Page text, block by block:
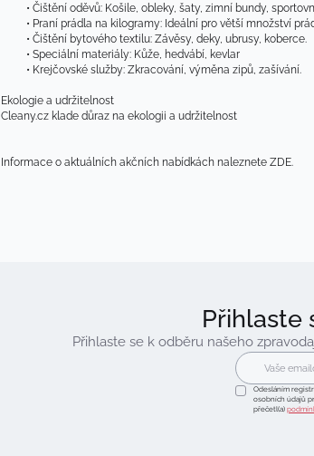
Čištění oděvů: Košile, obleky, šaty, zimní bundy,
Praní prádla na kilogramy: Ideální pro větší množství
Čištění bytového textilu: Závěsy, deky, ubrusy, koberce.​
Speciální materiály: Kůže, hedvábí, kevlar
Krejčovské služby: Zkracování, výměna zipů, zašívání.​
Ekologie a udržitelnost
Cleany.cz klade důraz na ekologii a udržitelnost ​
Informace o aktuálních akčních nabídkách naleznete ZDE.
Přihlaste
Přihlaste se k odběru našeho
Odesláním
osobních údajů
přečetl(a)